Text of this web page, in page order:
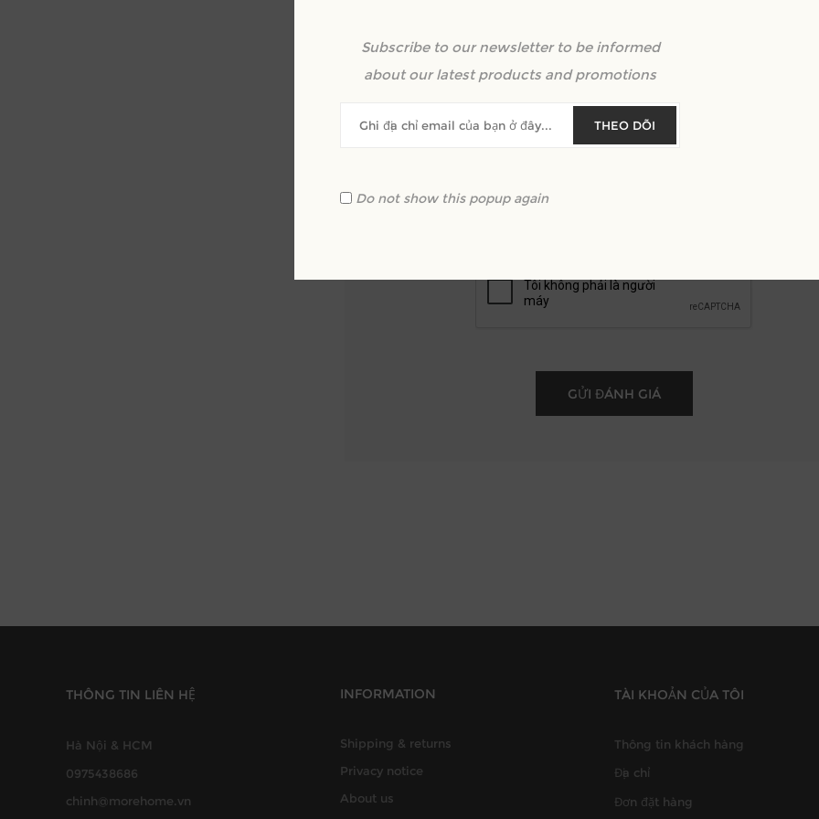
Xem lại văn bản:
THÔNG TIN LIÊN HỆ
Hà Nội & HCM
0975438686
chinh@morehome.vn
INFORMATION
Shipping & returns
Privacy notice
About us
TÀI KHOẢN CỦA TÔI
Thông tin khách hàng
Địa chỉ
Đơn đặt hàng
Subscribe to our newsletter to be informed
about our latest products and promotions
THEO DÕI
Do not show this popup again